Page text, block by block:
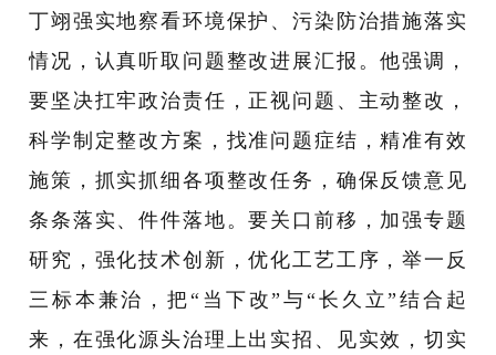
丁翊强实地察看环境保护、污染防治措施落实
情况，认真听取问题整改进展汇报。他强调，
要坚决扛牢政治责任，正视问题、主动整改，
科学制定整改方案，找准问题症结，精准有效
施策，抓实抓细各项整改任务，确保反馈意见
条条落实、件件落地。要关口前移，加强专题
研究，强化技术创新，优化工艺工序，举一反
三标本兼治，把“当下改”与“长久立”结合起
来，在强化源头治理上出实招、见实效，切实